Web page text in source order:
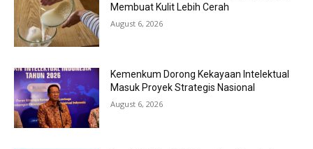
Membuat Kulit Lebih Cerah
August 6, 2026
Kemenkum Dorong Kekayaan Intelektual
Masuk Proyek Strategis Nasional
August 6, 2026